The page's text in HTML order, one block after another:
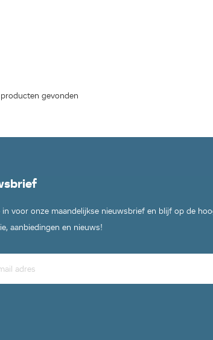
gevonden
in voor onze maandelijkse nieuwsbrief en blijf op de
aanbiedingen en nieuws!